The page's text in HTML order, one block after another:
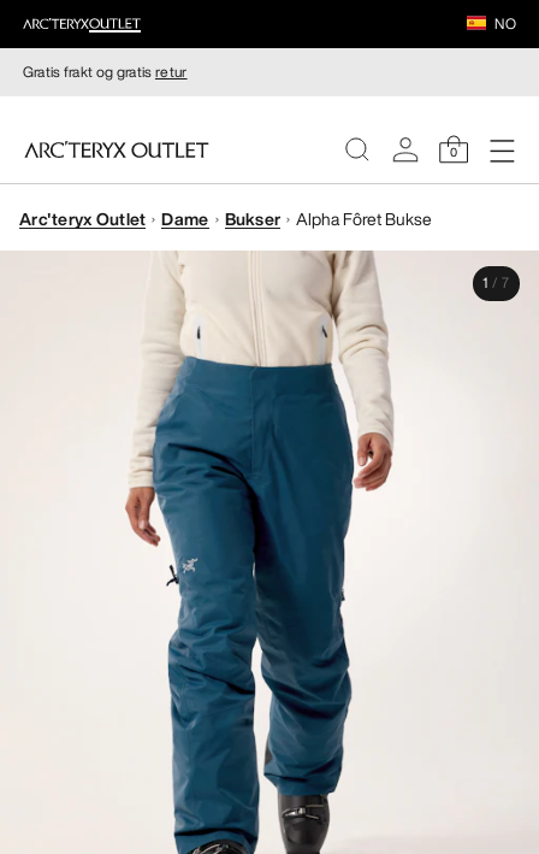
NO
Gratis frakt og gratisretur
0
DAMER
Arc'teryx Outlet Dame Bukser Alpha Fôret Bukse
1 / 7